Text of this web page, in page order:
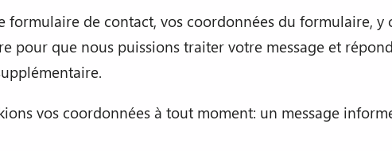
de contact, vos coordonnées du formulaire, y
pour que nous puissions traiter votre message et
vos coordonnées à tout moment: un message